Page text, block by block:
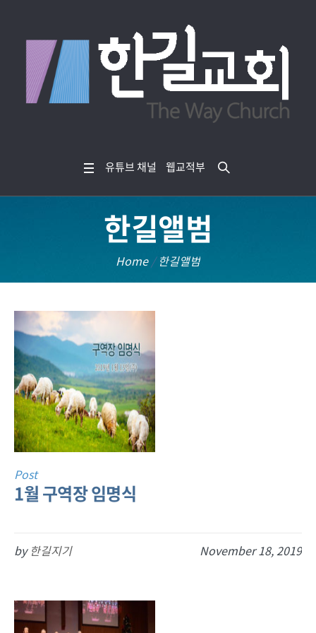
유튜브 채널 웹교적부
한길앨범
Home /한길앨범
Post
1월 구역장 임명식
November 18, 2019
by 한길지기